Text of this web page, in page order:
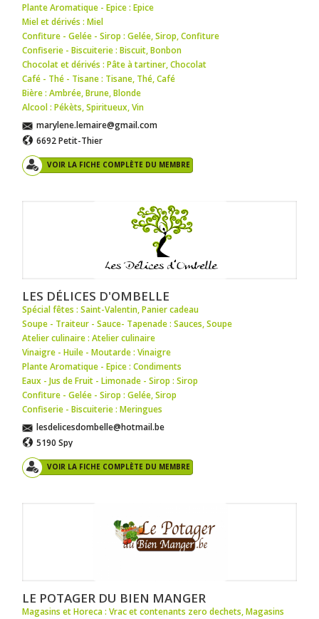
Plante Aromatique - Epice : Epice
Miel et dérivés : Miel
Confiture - Gelée - Sirop : Gelée,Sirop,Confiture
Confiserie - Biscuiterie : Biscuit,Bonbon
Chocolat et dérivés : Pâte à tartiner,Chocolat
Café - Thé - Tisane : Tisane, Thé,Café
Bière : Ambrée,Brune,Blonde
Alcool : Pékèts,Spiritueux,Vin
marylene.lemaire@gmail.com
6692 Petit-Thier
VOIR LA FICHE COMPLÈTE DU MEMBRE
LES DÉLICES D'OMBELLE
Spécial fêtes : Saint-Valentin,Panier cadeau
Soupe - Traiteur - Sauce- Tapenade : Sauces,Soupe
Atelier culinaire : Atelier culinaire
Vinaigre - Huile - Moutarde : Vinaigre
Plante Aromatique - Epice : Condiments
Eaux - Jus de Fruit - Limonade - Sirop : Sirop
Confiture - Gelée - Sirop : Gelée,Sirop
Confiserie - Biscuiterie : Meringues
lesdelicesdombelle@hotmail.be
5190 Spy
VOIR LA FICHE COMPLÈTE DU MEMBRE
LE POTAGER DU BIEN MANGER
Magasins et Horeca : Vrac et contenants zero dechets,Magasins